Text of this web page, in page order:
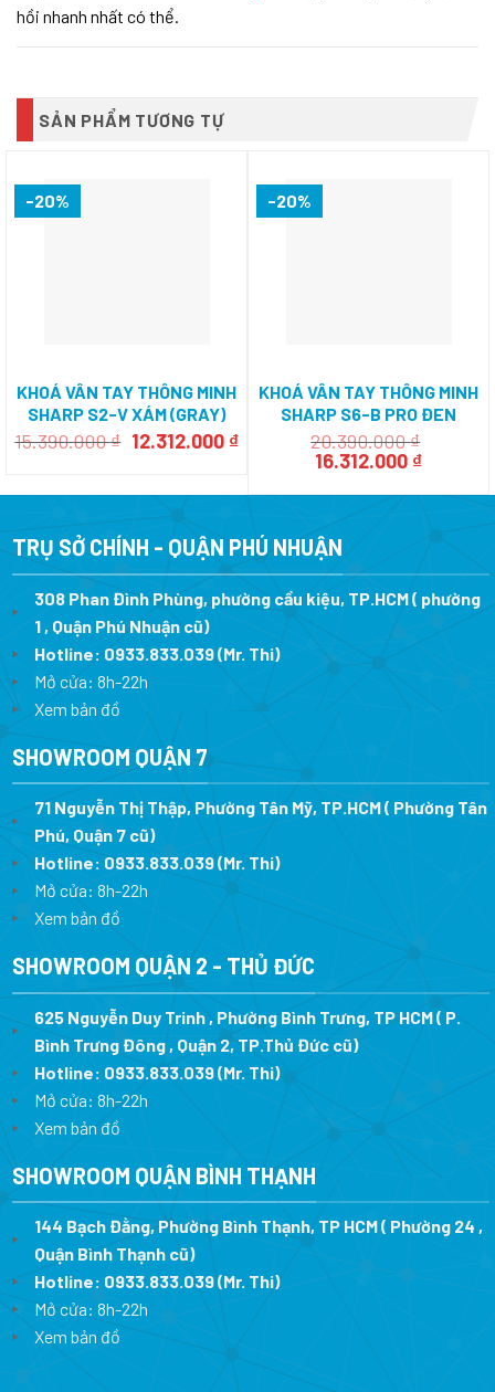
hồi nhanh nhất có thể.
SẢN PHẨM TƯƠNG TỰ
-20%
KHOÁ VÂN TAY THÔNG MINH
SHARP S2-V XÁM (GRAY)
15.390.000₫ Giá
15.390.000 ₫.
12.312.000 ₫Giá
là:
-20%
KHOÁ VÂN TAY THÔNG MINH
SHARP S6-B PRO ĐEN
(BLACK)
20.390.000₫
Giá
là:
16.312.000 ₫Giá
tại
TRỤ SỞ CHÍNH - QUẬN PHÚ NHUẬN
308 Phan Đình Phùng, phường cầu kiệu, TP.HCM ( phường
1 , Quận Phú Nhuận cũ)
Hotline: 0933.833.039(Mr. Thi)
Mở cửa: 8h-22h
Xem bản đồ
SHOWROOM QUẬN 7
71 Nguyễn Thị Thập, Phường Tân Mỹ, TP.HCM ( Phường Tân
Phú, Quận 7 cũ)
Hotline: 0933.833.039(Mr. Thi)
Mở cửa: 8h-22h
Xem bản đồ
SHOWROOM QUẬN 2 - THỦ ĐỨC
625 Nguyễn Duy Trinh , Phường Bình Trưng, TP HCM ( P.
Bình Trưng Đông , Quận 2, TP.Thủ Đức cũ)
Hotline: 0933.833.039(Mr. Thi)
Mở cửa: 8h-22h
Xem bản đồ
SHOWROOM QUẬN BÌNH THẠNH
144 Bạch Đằng, Phường Bình Thạnh, TP HCM ( Phường 24 ,
Quận Bình Thạnh cũ)
Hotline: 0933.833.039(Mr. Thi)
Mở cửa: 8h-22h
Xem bản đồ